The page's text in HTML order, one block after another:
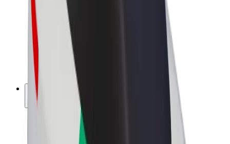
Repartidores
Ingresos de repartidor
Comercios de Bolt Food
Franquicias
Empresa
Trabaja con nosotros
Acerca de Bolt